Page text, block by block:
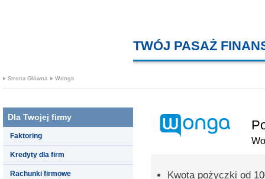
TWÓJ PASAŻ
Strona Główna Wonga
Dla Twojej firmy
Faktoring
Kredyty dla firm
Rachunki firmowe
Kwota pożyczki od